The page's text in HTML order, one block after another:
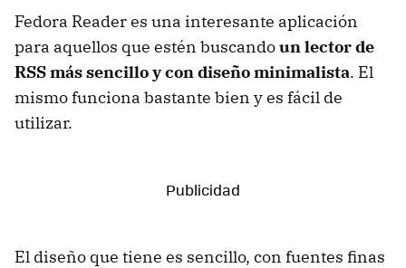
Fedora Reader es una interesante aplicación
para aquellos que estén buscandoun lector de
RSS más sencillo y con diseño minimalista. El
mismo funciona bastante bien y es fácil de
utilizar.
El diseño que tiene es sencillo, con fuentes finas